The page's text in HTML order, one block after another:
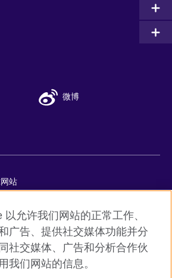
微博
站
号-8
号
允许我们网站的正常工作、
广告、提供社交媒体功能并分
社交媒体、广告和分析合作伙
我们网站的信息。